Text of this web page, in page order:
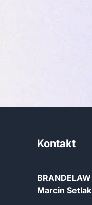
Kontakt
BRANDELAW
Marcin Setlak